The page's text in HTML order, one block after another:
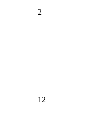
2
12